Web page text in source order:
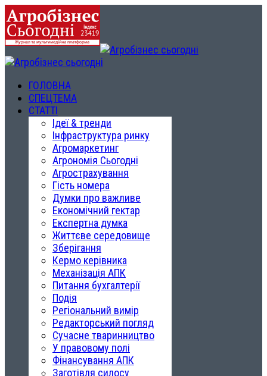
ГОЛОВНА
СПЕЦТЕМА
СТАТТІ
Ідеї & тренди
Інфраструктура ринку
Агромаркетинг
Агрономія Сьогодні
Агрострахування
Гість номера
Думки про важливе
Економічний гектар
Експертна думка
Життєве середовище
Зберігання
Кермо керівника
Механізація АПК
Питання бухгалтерії
Подія
Регіональний вимір
Редакторський погляд
Сучасне тваринництво
У правовому полі
Фінансування АПК
Заготівля силосу